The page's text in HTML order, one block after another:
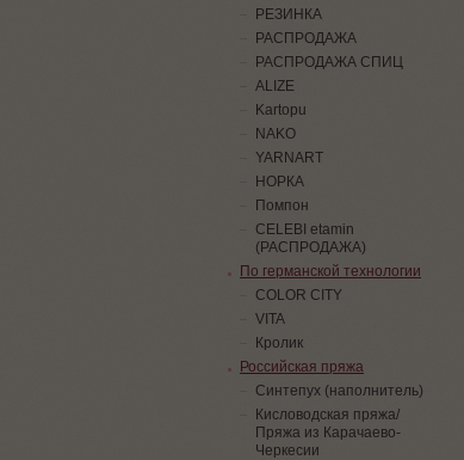
PЕЗИНКА
РАСПРОДАЖА
РАСПРОДАЖА СПИЦ
ALIZE
Kartopu
NAKO
YARNART
НОРКА
Помпон
СELEBI etamin
(РАСПРОДАЖА)
По германской технологии
COLOR CITY
VITA
Кролик
Российская пряжа
Синтепух (наполнитель)
Кисловодская пряжа/
Пряжа из Карачаево-
Черкесии